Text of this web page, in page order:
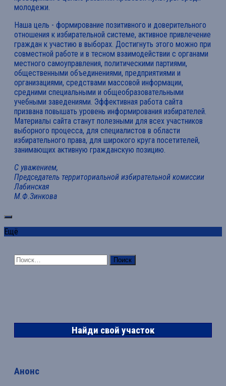
молодежи.
Наша цель - формирование позитивного и доверительного
отношения к избирательной системе, активное привлечение
граждан к участию в выборах. Достигнуть этого можно при
совместной работе и в тесном взаимодействии с органами
местного самоуправления, политическими партиями,
общественными объединениями, предприятиями и
организациями, средствами массовой информации,
средними специальными и общеобразовательными
учебными заведениями. Эффективная работа сайта
призвана повышать уровень информирования избирателей.
Материалы сайта станут полезными для всех участников
выборного процесса, для специалистов в области
избирательного права, для широкого круга посетителей,
занимающих активную гражданскую позицию.
С уважением,
Председатель территориальной избирательной комиссии
Лабинская
М.Ф.Зинкова
Ещё
Найти:
Найди свой участок
Анонс